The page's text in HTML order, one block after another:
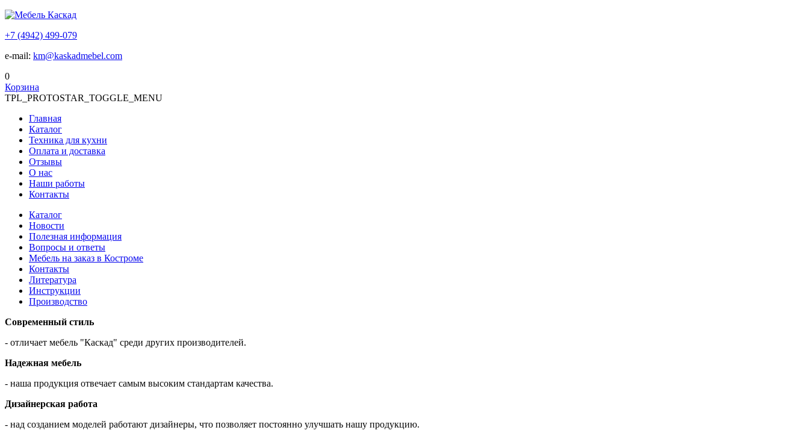
+7 (4942) 499-079
e-mail: km@kaskadmebel.com
0
Корзина
TPL_PROTOSTAR_TOGGLE_MENU
Главная
Каталог
Техника для кухни
Оплата и доставка
Отзывы
О нас
Наши работы
Контакты
Каталог
Новости
Полезная информация
Вопросы и ответы
Мебель на заказ в Костроме
Контакты
Литература
Инструкции
Производство
Современный стиль
- отличает мебель "Каскад" среди других производителей.
Надежная мебель
- наша продукция отвечает самым высоким стандартам качества.
Дизайнерская работа
- над созданием моделей работают дизайнеры, что позволяет постоянно улучшать нашу продукцию.